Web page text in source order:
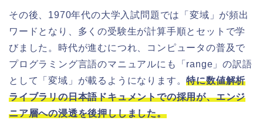
その後、1970年代の大学入試問題では「変域」が頻出
ワードとなり、多くの受験生が計算手順とセットで学
びました。時代が進むにつれ、コンピュータの普及で
プログラミング言語のマニュアルにも「range」の訳語
として「変域」が載るようになります。特に数値解析
ライブラリの日本語ドキュメントでの採用が、エンジ
ニア層への浸透を後押ししました。